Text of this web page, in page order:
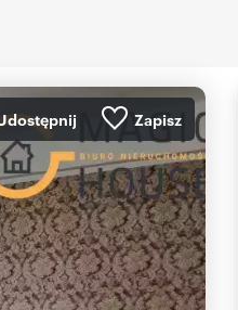
Zapisz